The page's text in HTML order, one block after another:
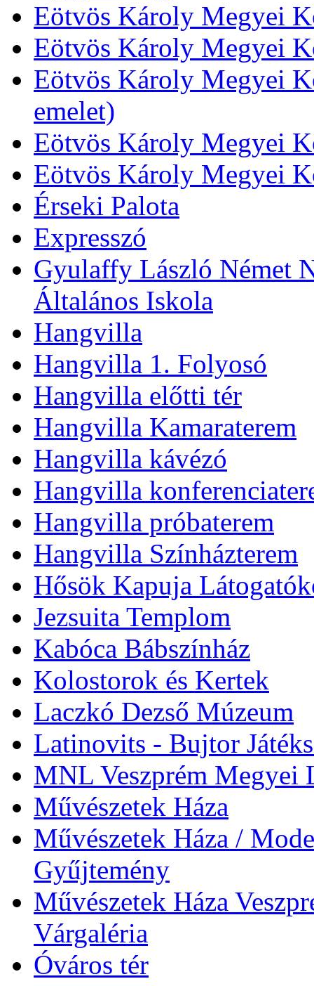
Eötvös Károly Megyei
Eötvös Károly Megyei
Eötvös Károly Megyei
emelet)
Eötvös Károly Megyei
Eötvös Károly Megyei
Érseki Palota
Expresszó
Gyulaffy László Német
Általános Iskola
Hangvilla
Hangvilla 1. Folyosó
Hangvilla előtti tér
Hangvilla Kamaraterem
Hangvilla kávézó
Hangvilla
Hangvilla próbaterem
Hangvilla Színházterem
Hősök Kapuja
Jezsuita Templom
Kabóca Bábszínház
Kolostorok és Kertek
Laczkó Dezső Múzeum
Latinovits - Bujtor
MNL Veszprém Megyei
Művészetek Háza
Művészetek Háza /
Gyűjtemény
Művészetek Háza
Várgaléria
Óváros tér